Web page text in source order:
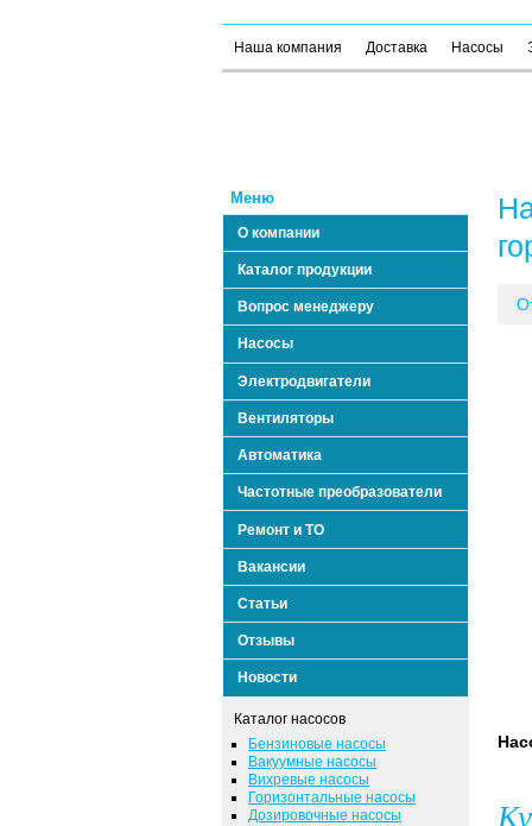
Наша компания Доставка Насосы
Меню
О компании
Каталог продукции
Вопрос менеджеру
Насосы
Электродвигатели
Вентиляторы
Автоматика
Частотные преобразователи
Ремонт и ТО
Вакансии
Статьи
Отзывы
Новости
Каталог насосов
Бензиновые насосы
Вакуумные насосы
Вихревые насосы
Горизонтальные насосы
Дозировочные насосы